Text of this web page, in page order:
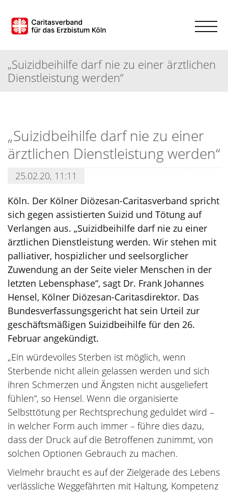
„Suizidbeihilfe darf nie zu einer ärztlichen
Dienstleistung werden“
„Suizidbeihilfe darf nie zu einer
ärztlichen Dienstleistung werden“
25.02.20, 11:11
Köln. Der Kölner Diözesan-Caritasverband spricht
sich gegen assistierten Suizid und Tötung auf
Verlangen aus. „Suizidbeihilfe darf nie zu einer
ärztlichen Dienstleistung werden. Wir stehen mit
palliativer, hospizlicher und seelsorglicher
Zuwendung an der Seite vieler Menschen in der
letzten Lebensphase“, sagt Dr. Frank Johannes
Hensel, Kölner Diözesan-Caritasdirektor. Das
Bundesverfassungsgericht hat sein Urteil zur
geschäftsmäßigen Suizidbeihilfe für den 26.
Februar angekündigt.
„Ein würdevolles Sterben ist möglich, wenn
Sterbende nicht allein gelassen werden und sich
ihren Schmerzen und Ängsten nicht ausgeliefert
fühlen“, so Hensel. Wenn die organisierte
Selbsttötung per Rechtsprechung geduldet wird –
in welcher Form auch immer – führe dies dazu,
dass der Druck auf die Betroffenen zunimmt, von
solchen Optionen Gebrauch zu machen.
Vielmehr braucht es auf der Zielgerade des Lebens
verlässliche Weggefährten mit Haltung, Kompetenz